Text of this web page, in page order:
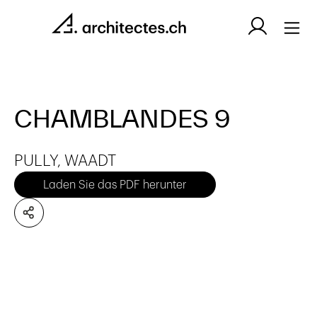
CHAMBLANDES 9
PULLY, WAADT
Laden Sie das PDF herunter